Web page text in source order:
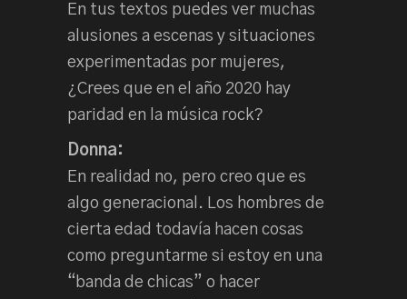
En tus textos puedes ver muchas
alusiones a escenas y situaciones
experimentadas por mujeres,
¿Crees que en el año 2020 hay
paridad en la música rock?
Donna:
En realidad no, pero creo que es
algo generacional. Los hombres de
cierta edad todavía hacen cosas
como preguntarme si estoy en una
“banda de chicas” o hacer